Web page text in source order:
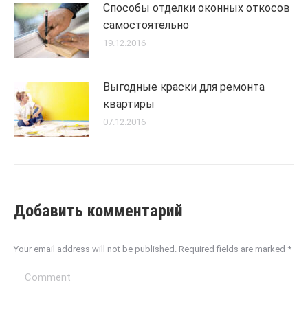
Способы отделки оконных откосов
самостоятельно
19.12.2016
Выгодные краски для ремонта
квартиры
07.12.2016
Добавить комментарий
Your email address will not be published. Required fields are marked *
Comment